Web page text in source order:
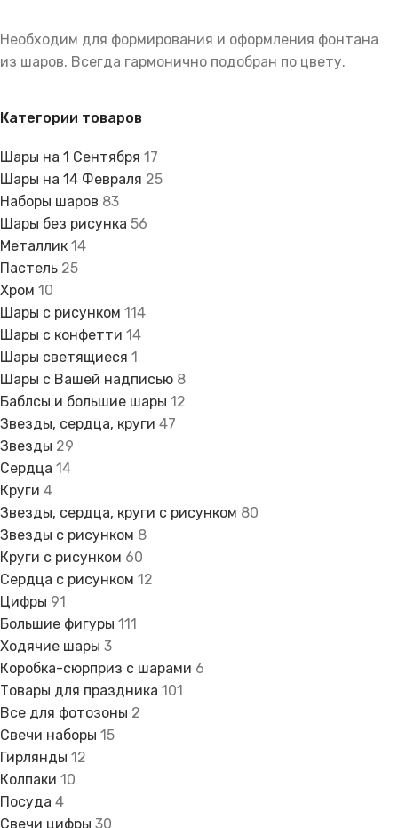
Категории товаров
Шары на 1 Сентября 17
Шары на 14 Февраля 25
Наборы шаров 83
Шары без рисунка 56
Металлик 14
Пастель 25
Хром 10
Шары с рисунком 114
Шары с конфетти 14
Шары светящиеся 1
Шары с Вашей надписью 8
Баблсы и большие шары 12
Звезды, сердца, круги 47
Звезды 29
Сердца 14
Круги 4
Звезды, сердца, круги с рисунком 80
Звезды с рисунком 8
Круги с рисунком 60
Сердца с рисунком 12
Цифры 91
Большие фигуры 111
Ходячие шары 3
Коробка-сюрприз с шарами 6
Товары для праздника 101
Все для фотозоны 2
Свечи наборы 15
Гирлянды 12
Колпаки 10
Посуда 4
Свечи цифры 30
Необходим для формирования и оформления фонтана
из шаров. Всегда гармонично подобран по цвету.